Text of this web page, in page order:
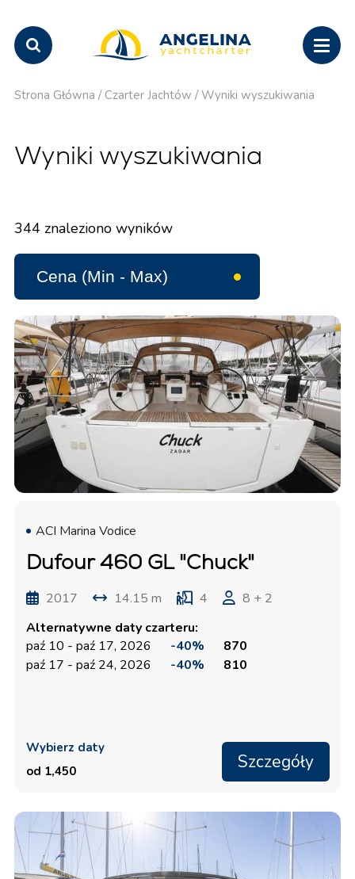
Strona Główna / Czarter Jachtów / Wyniki wyszukiwania
Wyniki wyszukiwania
344 znaleziono wyników
ACI Marina Vodice
Dufour 460 GL "Chuck"
2017 14.15 m 4
8 + 2
Alternatywne daty czarteru:
paź 10 - paź 17, 2026
-40%
870
paź 17 - paź 24, 2026
-40% 810
Wybierz daty
od 1,450
Szczegóły